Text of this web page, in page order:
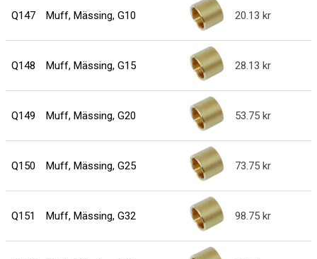
Q147 Muff, Mässing, G10 20.13
Q148 Muff, Mässing, G15 28.13
Q149 Muff, Mässing, G20 53.75
Q150 Muff, Mässing, G25 73.75
Q151 Muff, Mässing, G32 98.75